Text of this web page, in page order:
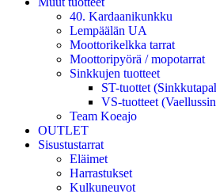
40. Kardaanikunkku
Lempäälän UA
Moottorikelkka tarrat
Moottoripyörä / mopotarrat
Sinkkujen tuotteet
ST-tuottet
VS-tuotteet
Team Koeajo
OUTLET
Sisustustarrat
Eläimet
Harrastukset
Kulkuneuvot